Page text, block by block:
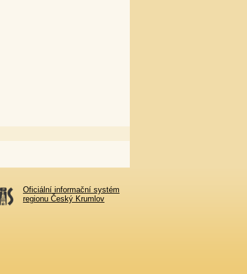
Oficiální informační systém
regionu Český Krumlov